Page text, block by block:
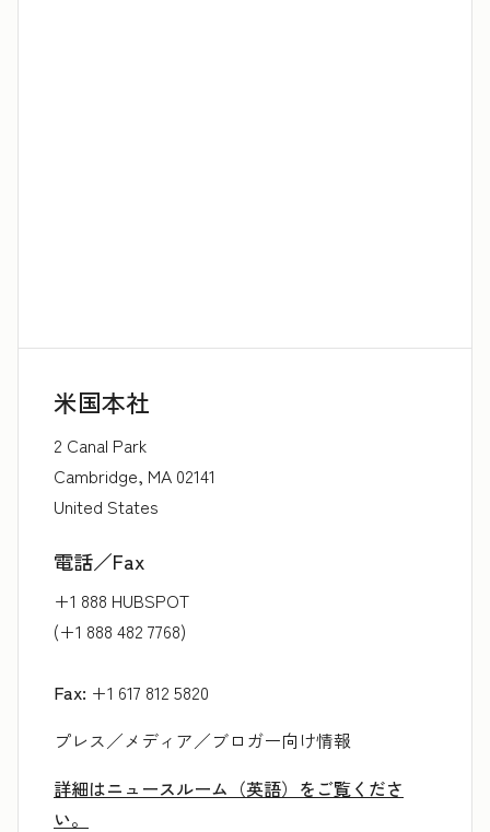
米国本社
2 Canal Park
Cambridge, MA 02141
United States
電話／Fax
+1 888 HUBSPOT
(+1 888 482 7768)
Fax: +1 617 812 5820
プレス／メディア／ブロガー向け情報
詳細はニュースルーム（英語）をご覧くださ
い。